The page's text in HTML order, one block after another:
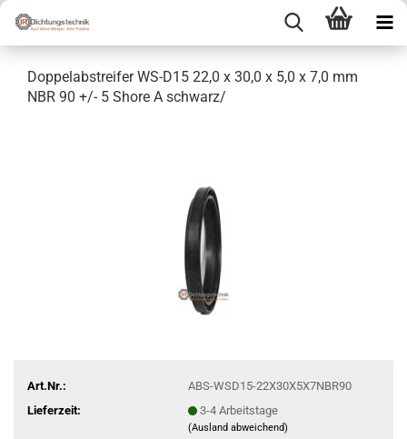
Doppelabstreifer WS-D15 22,0 x 30,0 x 5,0 x 7,0 mm
NBR 90 +/- 5 Shore A schwarz/
Art.Nr.:
ABS-WSD15-22X30X5X7NBR90
Lieferzeit:
3-4 Arbeitstage
(Ausland abweichend)